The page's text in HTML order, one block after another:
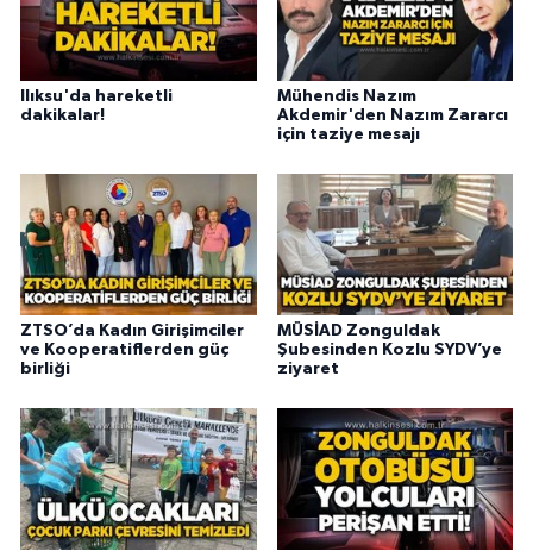
Ilıksu'da hareketli
dakikalar!
Mühendis Nazım
Akdemir'den Nazım Zararcı
için taziye mesajı
ZTSO’da Kadın Girişimciler
ve Kooperatiflerden güç
birliği
MÜSİAD Zonguldak
Şubesinden Kozlu SYDV’ye
ziyaret